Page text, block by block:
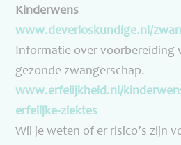
Kinderwens
www.deverloskundige.nl/
Informatie over voorbereiding
gezonde zwangerschap.
www.erfelijkheid.nl/
erfelijke-ziektes
Wil je weten of er risico’s zijn